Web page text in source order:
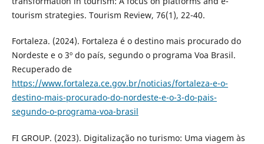
tourism strategies. Tourism Review, 76(1), 22-40.
Fortaleza. (2024). Fortaleza é o destino mais procurado do
Nordeste e o 3º do país, segundo o programa Voa Brasil.
Recuperado de
https://www.fortaleza.ce.gov.br/noticias/fortaleza-e-o-
destino-mais-procurado-do-nordeste-e-o-3-do-pais-
segundo-o-programa-voa-brasil
FI GROUP. (2023). Digitalização no turismo: Uma viagem às